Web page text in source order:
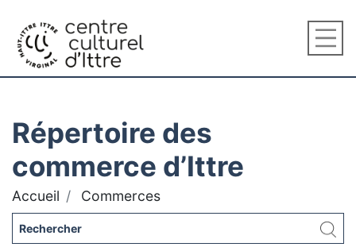
Répertoire des
commerce d’Ittre
Accueil Commerces